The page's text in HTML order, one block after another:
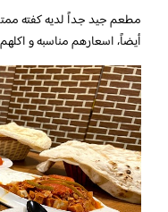
مطعم جيد جداً لديه كفته
أيضاً، اسعارهم مناسبه و